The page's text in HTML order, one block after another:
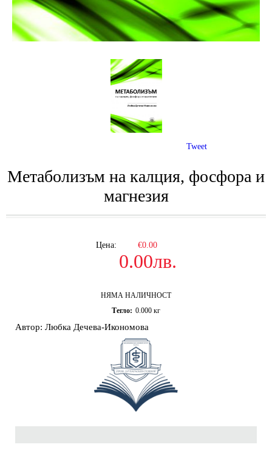
Метаболизъм на калция, фосфора и
магнезия
Цена: €0.00
0.00лв.
НЯМА НАЛИЧНОСТ
Тегло: 0.000 кг
Автор: Любка Дечева-Икономова
Tweet